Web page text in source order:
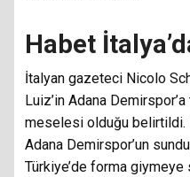
Habet
İtalyan gazeteci Nicolo
Luiz’in Adana
meselesi olduğu belirtildi.
Adana Demirspor’un
Türkiye’de forma giymeye